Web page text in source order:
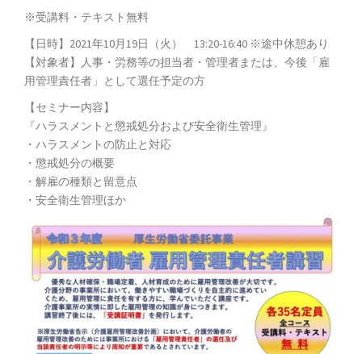
※受講料・テキスト無料
【日時】2021年10月19日（火） 13:20-16:40 ※途中休憩あり
【対象者】人事・労務等の担当者・管理者または、今後「雇
用管理責任者」として選任予定の方
【セミナー内容】
『ハラスメントと懲戒処分および安全衛生管理』
・ハラスメントの防止と対応
・懲戒処分の概要
・解雇の種類と留意点
・安全衛生管理ほか